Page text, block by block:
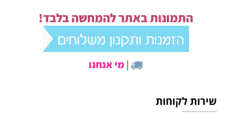
התמונות באתר להמחשה בלבד!
|מי אנחנו
שירות לקוחות